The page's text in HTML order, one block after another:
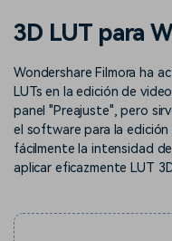
Inspírate con Filmora
usuarios crean con Filmora
límites con el Centro de
Afíliate
Consigue una afiliación a
nivel empresarial
Soporte
3D LUT para
Wondershare Filmora ha
LUTs en la edición de
panel "Preajuste", pero
el software para la
fácilmente la intensidad
aplicar eficazmente LUT